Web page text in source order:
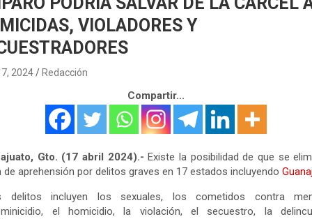
VIOLADORES Y
2024 Redacción
Compartir...
Gto. (17 abril 2024).- Existe la posibilidad de que se
de aprehensión por delitos graves en 17 estados incluyendo
delitos incluyen los sexuales, los cometidos contra
el homicidio, la violación, el secuestro, la